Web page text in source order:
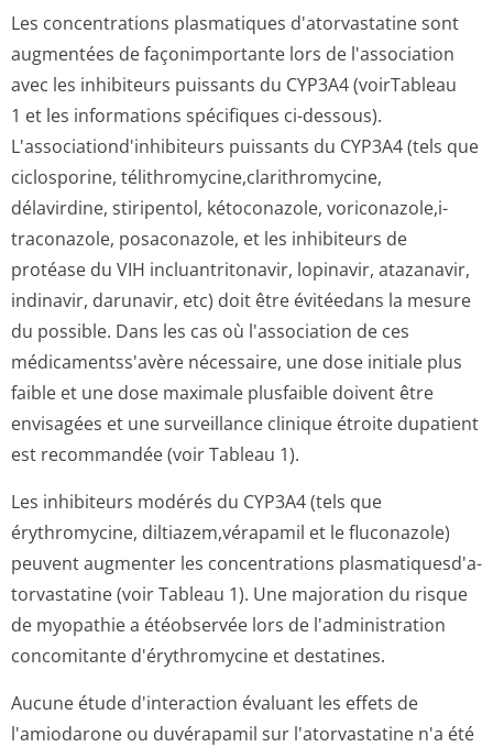
Les concentrations plasmatiques d'atorvastatine sont
augmentées de façonimportante lors de l'association
avec les inhibiteurs puissants du CYP3A4 (voirTableau
1 et les informations spécifiques ci-dessous).
L'association­d'inhibiteurs puissants du CYP3A4 (tels que
ciclosporine, télithromycine,cla­rithromycine,
délavirdine, stiripentol, kétoconazole, voriconazole,i­
traconazole, posaconazole, et les inhibiteurs de
protéase du VIH incluantritonavir, lopinavir, atazanavir,
indinavir, darunavir, etc) doit être évitéedans la mesure
du possible. Dans les cas où l'association de ces
médicamentss'avère nécessaire, une dose initiale plus
faible et une dose maximale plusfaible doivent être
envisagées et une surveillance clinique étroite dupatient
est recommandée (voir Tableau 1).
Les inhibiteurs modérés du CYP3A4 (tels que
érythromycine, diltiazem,vérapamil et le fluconazole)
peuvent augmenter les concentrations plasmatiquesd'a­
torvastatine (voir Tableau 1). Une majoration du risque
de myopathie a étéobservée lors de l'administration
concomitante d'érythromycine et destatines.
Aucune étude d'interaction évaluant les effets de
l'amiodarone ou duvérapamil sur l'atorvastatine n'a été